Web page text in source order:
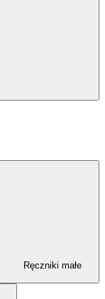
Ręczniki małe